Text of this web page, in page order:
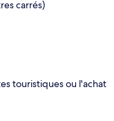
carrés)
touristiques ou l'achat